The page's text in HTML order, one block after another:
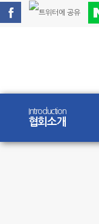
Introduction
협회소개